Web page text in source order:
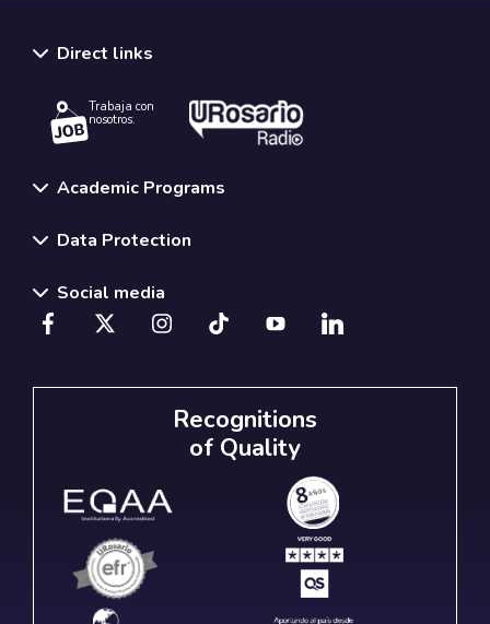
Direct links
Trabaja con
nosotros.
Academic Programs
Data Protection
Social media
Recognitions
of Quality